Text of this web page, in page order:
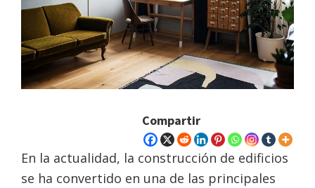
Compartir
En la actualidad, la construcción de edificios
se ha convertido en una de las principales